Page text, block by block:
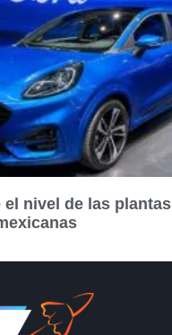
el nivel de las plantas